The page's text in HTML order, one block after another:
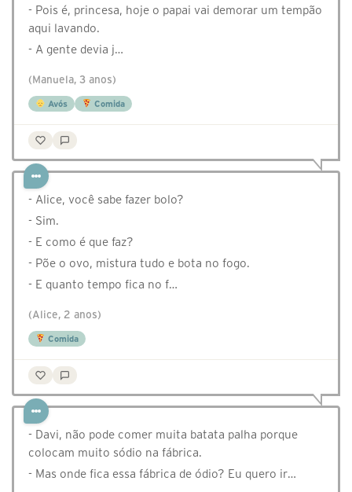
- Pois é, princesa, hoje o papai vai demorar um tempão
aqui lavando.
- A gente devia j…
(Manuela, 3 anos)
Avós Comida
- Alice, você sabe fazer bolo?
- Sim.
- E como é que faz?
- Põe o ovo, mistura tudo e bota no fogo.
- E quanto tempo fica no f…
(Alice, 2 anos)
Comida
- Davi, não pode comer muita batata palha porque
colocam muito sódio na fábrica.
- Mas onde fica essa fábrica de ódio? Eu quero ir…